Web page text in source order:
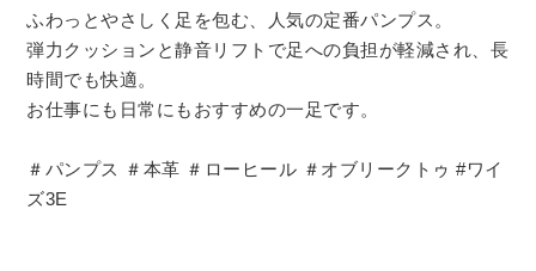
ふわっとやさしく足を包む、人気の定番パンプス。
弾力クッションと静音リフトで足への負担が軽減され、長
時間でも快適。
お仕事にも日常にもおすすめの一足です。
＃パンプス ＃本革 ＃ローヒール ＃オブリークトゥ #ワイ
ズ3E